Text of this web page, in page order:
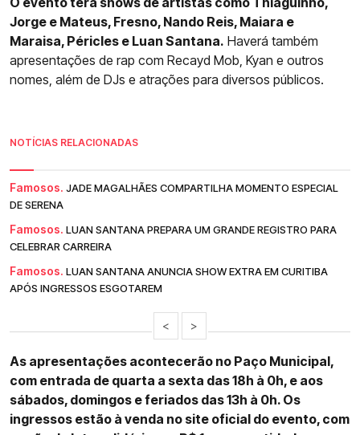
Jorge e Mateus, Fresno, Nando Reis, Maiara e
Maraisa, Péricles e Luan Santana. Haverá também
apresentações de rap com Recayd Mob, Kyan e outros
nomes, além de DJs e atrações para diversos públicos.
NOTÍCIAS RELACIONADAS
Famosos. JADE MAGALHÃES COMPARTILHA MOMENTO ESPECIAL
DE SERENA
Famosos. LUAN SANTANA PREPARA UM GRANDE REGISTRO PARA
CELEBRAR CARREIRA
Famosos. LUAN SANTANA ANUNCIA SHOW EXTRA EM CURITIBA
APÓS INGRESSOS ESGOTAREM
< >
As apresentações acontecerão no Paço Municipal,
com entrada de quarta a sexta das 18h à 0h, e aos
sábados, domingos e feriados das 13h à 0h. Os
ingressos estão à venda no site oficial do evento, com